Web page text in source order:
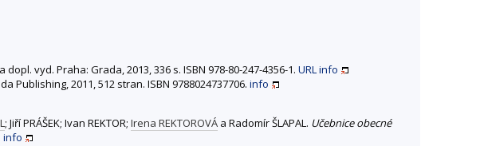
dopl. vyd. Praha: Grada, 2013, 336 s. ISBN 978-80-247-4356-1. URLinfo
Publishing, 2011, 512 stran. ISBN 9788024737706. info
; Jiří PRÁŠEK; Ivan REKTOR; Irena REKTOROVÁ a Radomír ŠLAPAL. Učebnice obecné
info